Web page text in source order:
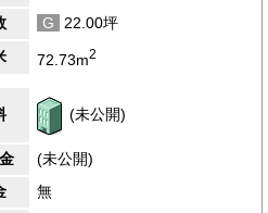
G
22.00坪
72.73m2
(未公開)
(未公開)
無